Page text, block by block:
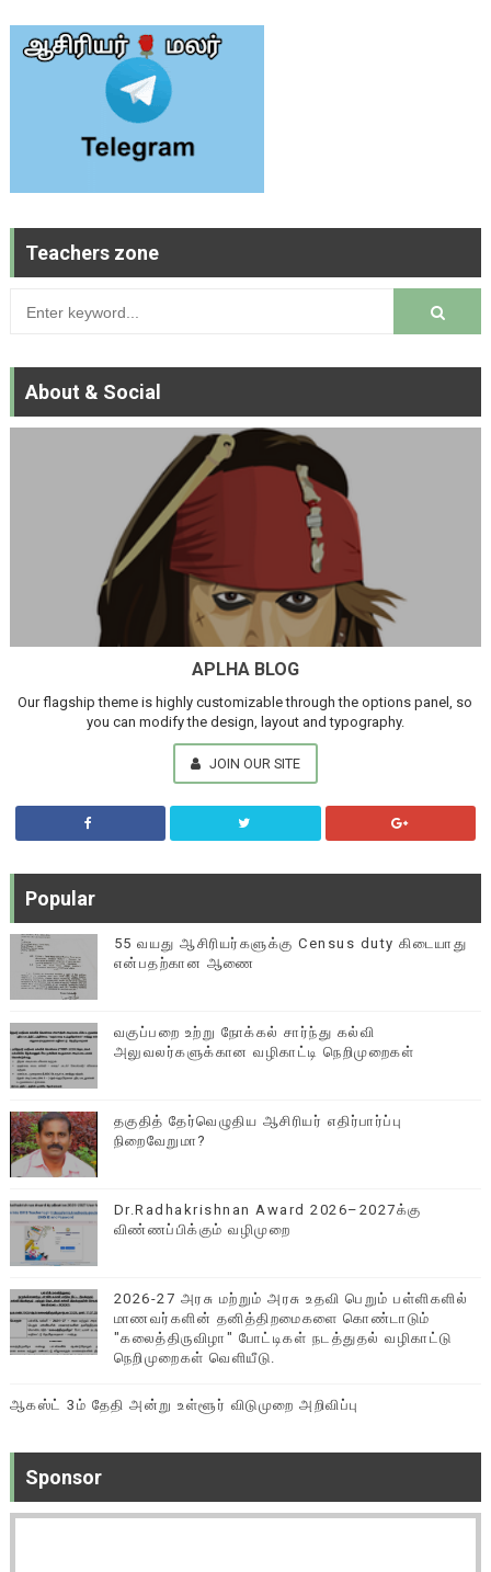
Teachers zone
About & Social
APLHA BLOG
Our flagship theme is highly customizable through the options panel, so
you can modify the design, layout and typography.
JOIN OUR SITE
Popular
55 வயது ஆசிரியர்களுக்கு Census duty கிடையாது
என்பதற்கான ஆணை
வகுப்பறை உற்று நோக்கல் சார்ந்து கல்வி
அலுவலர்களுக்கான வழிகாட்டி நெறிமுறைகள்
தகுதித் தேர்வெழுதிய ஆசிரியர் எதிர்பார்ப்பு
நிறைவேறுமா?
Dr.Radhakrishnan Award 2026–2027க்கு
விண்ணப்பிக்கும் வழிமுறை
2026-27 அரசு மற்றும் அரசு உதவி பெறும் பள்ளிகளில்
மாணவர்களின் தனித்திறமைகளை கொண்டாடும்
"கலைத்திருவிழா" போட்டிகள் நடத்துதல் வழிகாட்டு
நெறிமுறைகள் வெளியீடு.
ஆகஸ்ட் 3ம் தேதி அன்று உள்ளூர் விடுமுறை அறிவிப்பு
Sponsor